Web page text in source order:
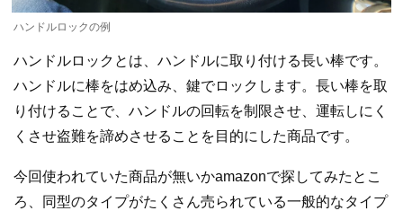
ハンドルロックの例
ハンドルロックとは、ハンドルに取り付ける長い棒です。
ハンドルに棒をはめ込み、鍵でロックします。長い棒を取
り付けることで、ハンドルの回転を制限させ、運転しにく
くさせ盗難を諦めさせることを目的にした商品です。
今回使われていた商品が無いかamazonで探してみたとこ
ろ、同型のタイプがたくさん売られている一般的なタイプ